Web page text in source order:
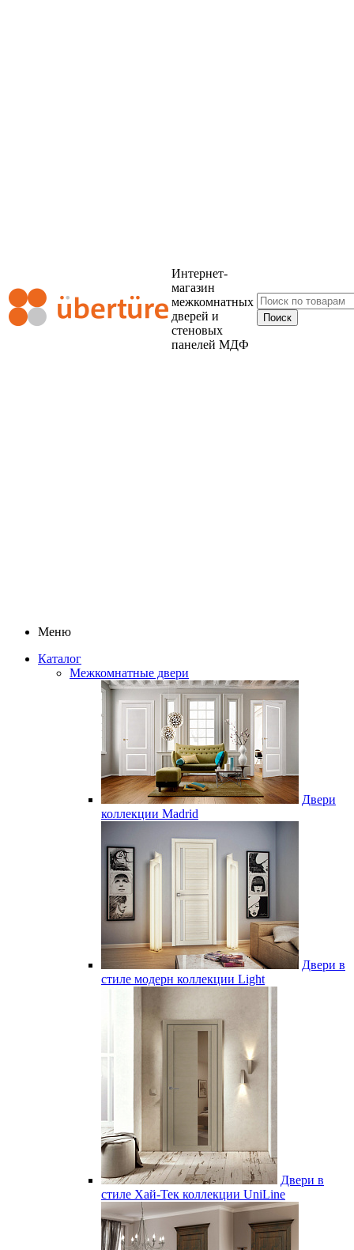
Интернет-
магазин
межкомнатных
дверей и
стеновых
панелей МДФ
Меню
Каталог
Межкомнатные двери
Двери
коллекции Madrid
Двери в
стиле модерн коллекции Light
Двери в
стиле Хай-Тек коллекции UniLine